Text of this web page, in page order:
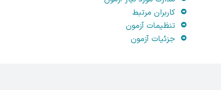
کاربران مرتبط
تنظیمات آزمون
جزئیات آزمون